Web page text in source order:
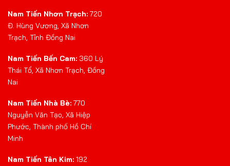
Nam Tiến Nhơn Trạch: 720
Đ. Hùng Vương, Xã Nhơn
Trạch, Tỉnh Đồng Nai
Nam Tiến Bến Cam: 360 Lý
Thái Tổ, Xã Nhơn Trạch, Đồng
Nai
Nam Tiến Nhà Bè: 770
Nguyễn Văn Tạo, Xã Hiệp
Phước, Thành phố Hồ Chí
Minh
Nam Tiến Tân Kim: 192